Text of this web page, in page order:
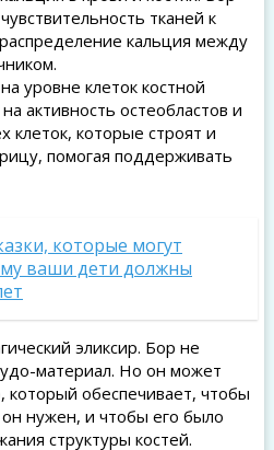
тканей к
кальция между
уровне клеток костной
активность остеобластов и
клеток, которые строят и
помогая поддерживать
которые могут
ваши дети должны
эликсир. Бор не
материал. Но он может
который обеспечивает, чтобы
нужен, и чтобы его было
структуры костей.